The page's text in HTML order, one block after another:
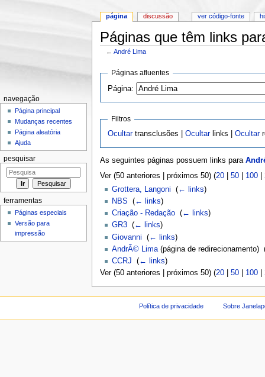
Páginas que têm links
←André Lima
Páginas afluentes
Página:
Filtros
Ocultartransclusões |Ocultarlinks |Ocultar
As seguintes páginas possuem links para
Ver (50 anteriores | próximos 50) (20| 50| 100|
Grottera, Langoni
(← links)
NBS
(← links)
Criação - Redação‎ (← links)
GR3‎ (← links)
Giovanni
(← links)
AndrÃ© Lima(página de redirecionamento) ‎
CCRJ
(← links)
Ver (50 anteriores | próximos 50) (20| 50| 100|
página discussão ver código-fonte
navegação
Página principal
Mudanças recentes
Página aleatória
Ajuda
pesquisar
ferramentas
Páginas especiais
Versão para
impressão
Política de privacidade Sobre